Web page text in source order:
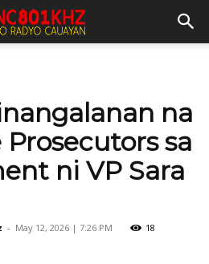
na
sa
ni VP Sara
- May 12, 2026 | 7:26 PM 18